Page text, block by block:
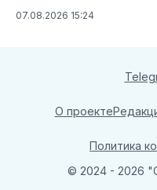
07.08.2026 15:24
О проекте
Политика
© 2024 - 2026